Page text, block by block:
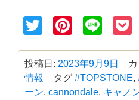
Twitter Line
投稿日: 2023年9月9日
情報
タグ #TOPSTONE,
ーン, cannondale, キャノ